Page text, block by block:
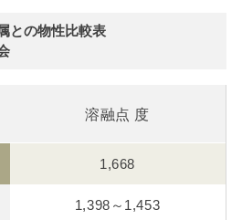
との物性比較表
溶融点 度
1,668
1,398～1,453